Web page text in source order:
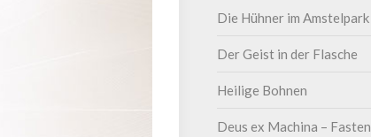
Die Hühner im Amstelpark
Der Geist in der Flasche
Heilige Bohnen
Deus ex Machina – Fasten